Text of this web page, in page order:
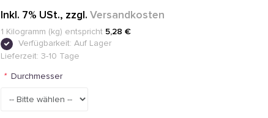
Inkl. 7% USt., zzgl. Versandkosten
1 Kilogramm (kg) entspricht 5,28 €
Verfügbarkeit: Auf Lager
Lieferzeit: 3-10 Tage
* Durchmesser